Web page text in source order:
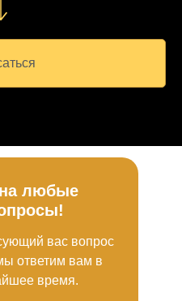
любые
вас вопрос
ответим вам в
время.